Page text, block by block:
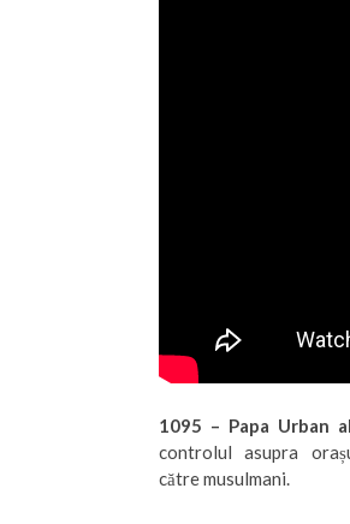
1095 – Papa Urban
controlul asupra
către musulmani.